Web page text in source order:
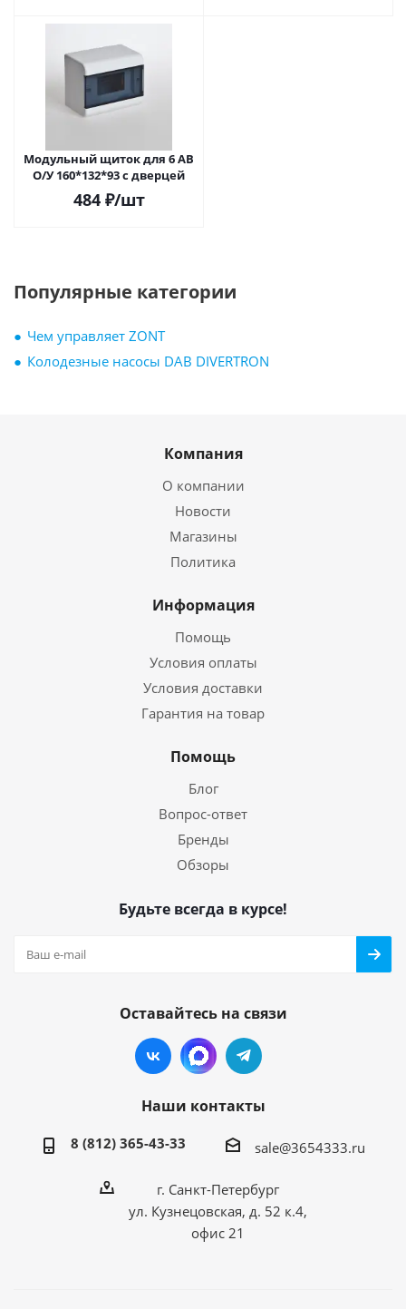
Модульный щиток для 6 АВ
О/У 160*132*93 с дверцей
484₽/шт
Популярные категории
Чем управляет ZONT
Колодезные насосы DAB DIVERTRON
Компания
О компании
Новости
Магазины
Политика
Информация
Помощь
Условия оплаты
Условия доставки
Гарантия на товар
Помощь
Блог
Вопрос-ответ
Бренды
Обзоры
Будьте всегда в курсе!
Оставайтесь на связи
Наши контакты
8 (812) 365-43-33 sale@3654333.ru
г. Санкт-Петербург
ул. Кузнецовская, д. 52 к.4,
офис 21